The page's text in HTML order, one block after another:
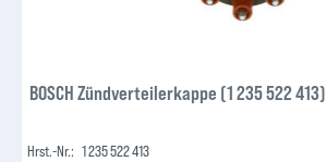
BOSCH Zündverteilerkappe (1 235 522 413)
Hrst.-Nr.: 1 235 522 413